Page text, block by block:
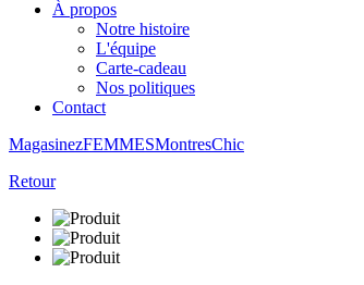
À propos
Notre histoire
L'équipe
Carte-cadeau
Nos politiques
Contact
MagasinezFEMMESMontresChic
Retour